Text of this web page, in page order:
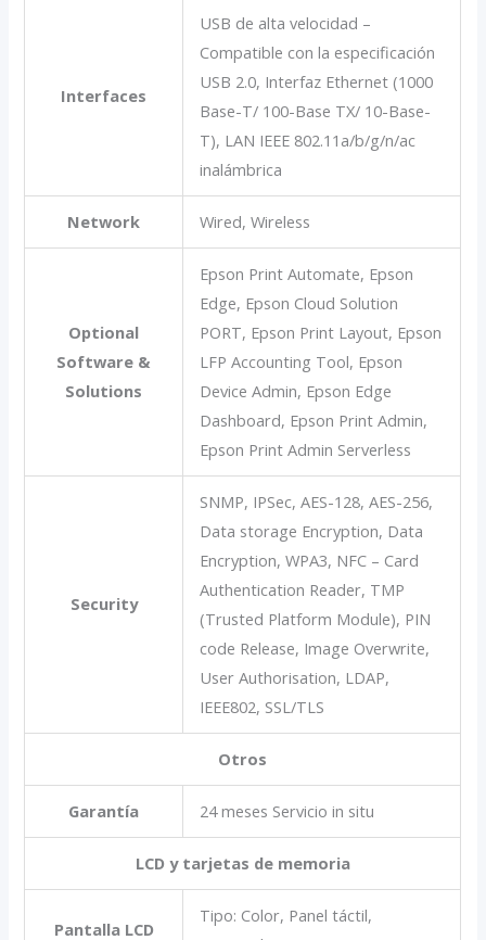
Interfaces
USB de alta velocidad –
Compatible con la especificación
USB 2.0, Interfaz Ethernet (1000
Base-T/ 100-Base TX/ 10-Base-
T), LAN IEEE 802.11a/b/g/n/ac
inalámbrica
Network Wired, Wireless
Optional
Software &
Solutions
Epson Print Automate, Epson
Edge, Epson Cloud Solution
PORT, Epson Print Layout, Epson
LFP Accounting Tool, Epson
Device Admin, Epson Edge
Dashboard, Epson Print Admin,
Epson Print Admin Serverless
Security
SNMP, IPSec, AES-128, AES-256,
Data storage Encryption, Data
Encryption, WPA3, NFC – Card
Authentication Reader, TMP
(Trusted Platform Module), PIN
code Release, Image Overwrite,
User Authorisation, LDAP,
IEEE802, SSL/TLS
Otros
Garantía 24 meses Servicio in situ
LCD y tarjetas de memoria
Pantalla LCD
Tipo: Color, Panel táctil,